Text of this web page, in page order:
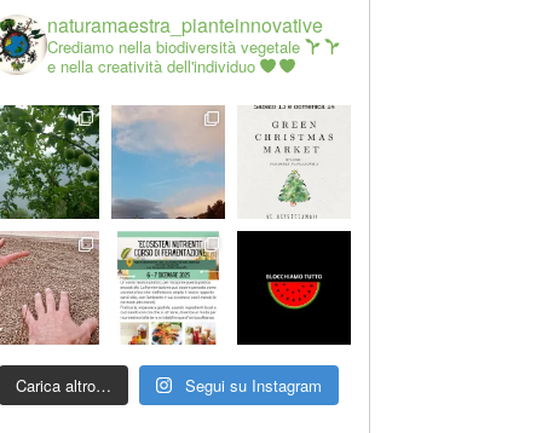
naturamaestra_pianteinnovative
Crediamo nella biodiversità vegetale
e nella creatività dell'individuo
Carica altro… Segui su Instagram